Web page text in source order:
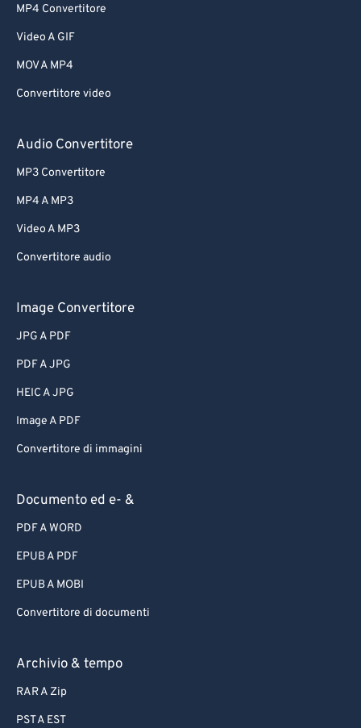
MP4 Convertitore
Video A GIF
MOV A MP4
Convertitore video
Audio Convertitore
MP3 Convertitore
MP4 A MP3
Video A MP3
Convertitore audio
Image Convertitore
JPG A PDF
PDF A JPG
HEIC A JPG
Image A PDF
Convertitore di immagini
Documento ed e- &
PDF A WORD
EPUB A PDF
EPUB A MOBI
Convertitore di documenti
Archivio & tempo
RAR A Zip
PST A EST